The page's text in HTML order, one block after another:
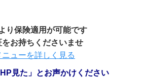
り保険適用が可能です
をお持ちくださいませ
ューを詳しく見る
見た」とお声かけください